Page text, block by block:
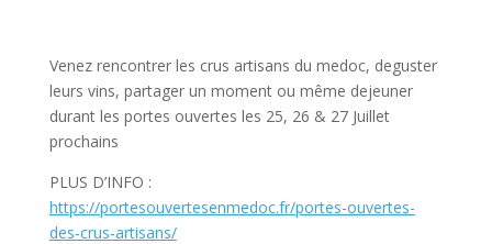
Venez rencontrer les crus artisans du medoc, deguster
leurs vins, partager un moment ou même dejeuner
durant les portes ouvertes les 25, 26 & 27 Juillet
prochains
PLUS D’INFO :
https://portesouvertesenmedoc.fr/portes-ouvertes-
des-crus-artisans/